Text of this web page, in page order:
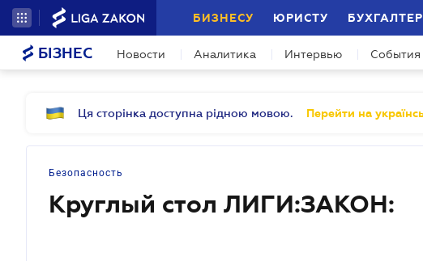
БИЗНЕСУ ЮРИСТУ
БІЗНЕС Новости Аналитика Интервью События
Ця сторінка доступна рідною мовою. Перейти на
Безопасность
Круглый стол ЛИГИ:ЗАКОН: